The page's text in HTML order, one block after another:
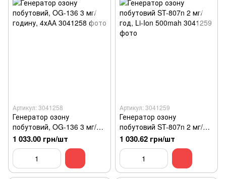
Артикул: 3041258
Генератор озону
побутовий, OG-136 3 мг/
годину, 4хАА
1 033.00 грн/шт
Артикул: 3041259
Генератор озону
побутовий ST-807n 2 мг/
год, Li-Ion 500mah
1 030.62 грн/шт